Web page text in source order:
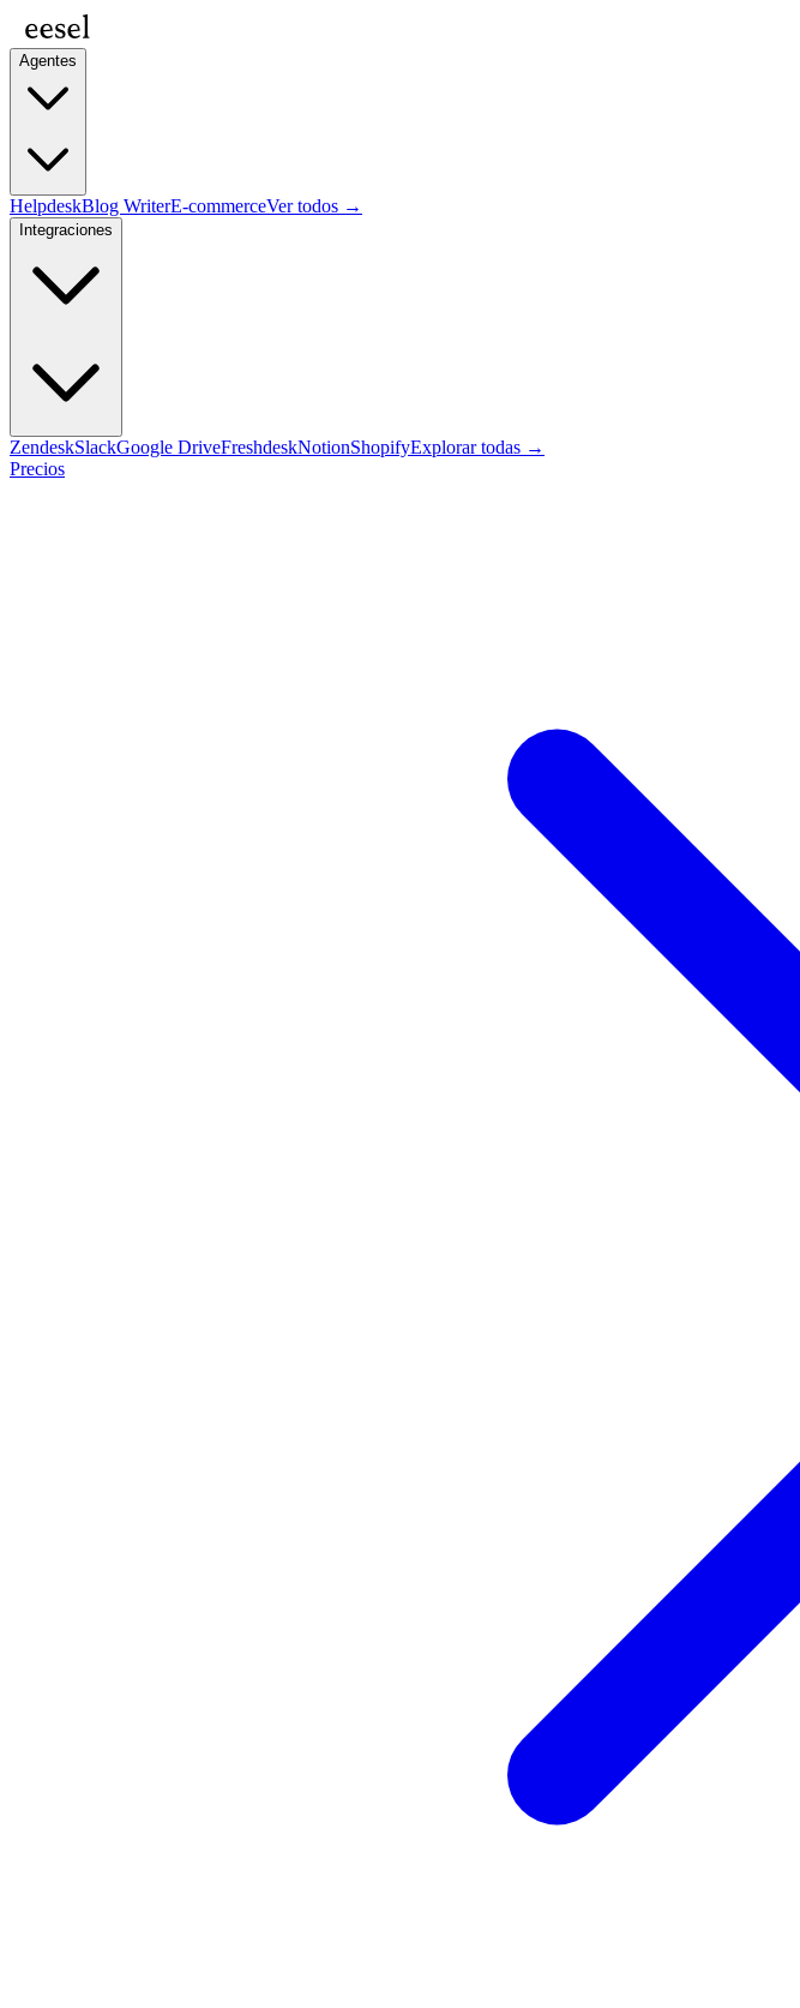
Agentes
HelpdeskBlog WriterE-commerceVer todos →
Integraciones
ZendeskSlackGoogle DriveFreshdeskNotionShopifyExplorar todas →
Precios